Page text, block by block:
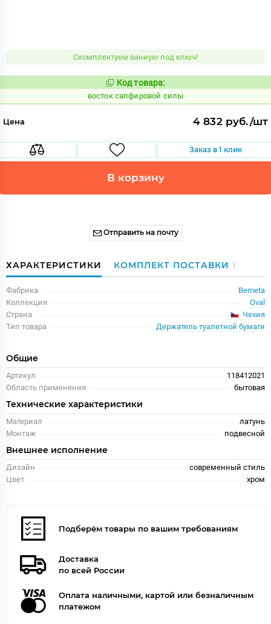
Скомплектуем ванную под ключ!
Код:
213338
Код товара:
восток сапфировой силы
Цена 4 832 руб./шт
Заказ в 1 клик
В корзину
Отправить на почту
ХАРАКТЕРИСТИКИ КОМПЛЕКТ ПОСТАВКИ 1
Фабрика
Bemeta
Коллекция
Oval
Страна
Чехия
Тип товара
Держатель туалетной бумаги
Общие
Артикул
118412021
Область применения
бытовая
Технические характеристики
Материал
латунь
Монтаж
подвесной
Внешнее исполнение
Дизайн
современный стиль
Цвет
хром
Подберём товары по вашим требованиям
Доставка
по всей России
Оплата наличными, картой или безналичным
платежом